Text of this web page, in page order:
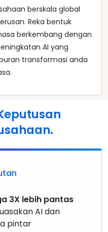
berskala global
Reka bentuk
berkembang dengan
AI yang
transformasi anda
3X lebih pantas
AI dan
pintar